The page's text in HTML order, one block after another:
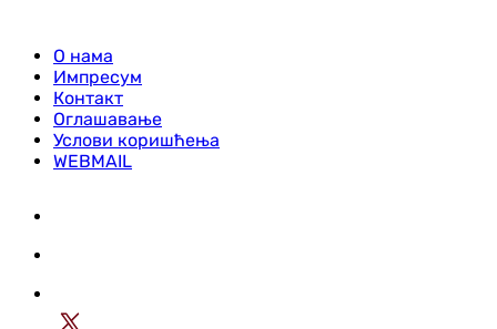
О нама
Импресум
Контакт
Оглашавање
Услови коришћења
WEBMAIL